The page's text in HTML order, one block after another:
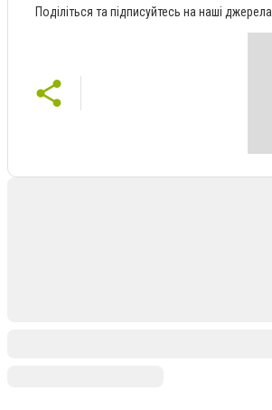
Поділіться та підписуйтесь на наші джерела